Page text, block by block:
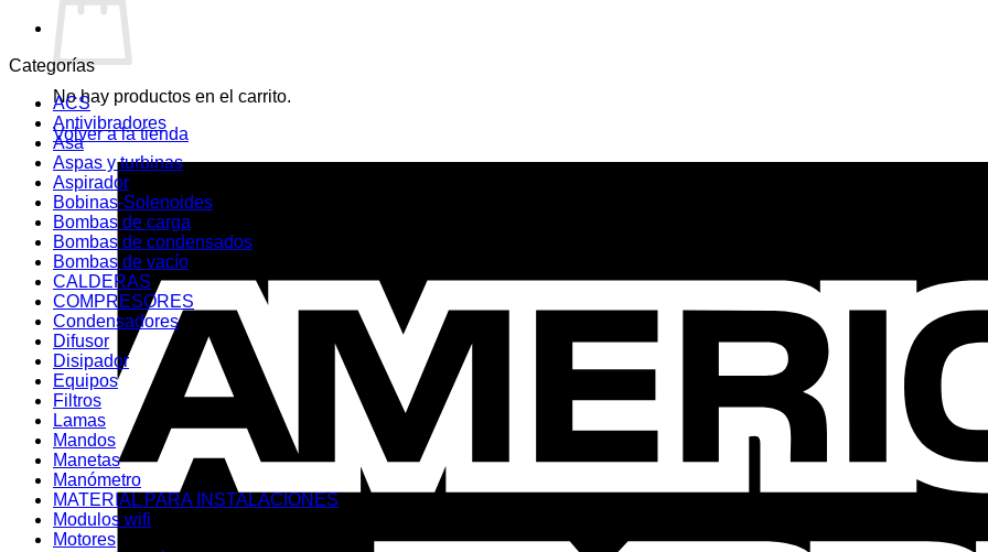
No hay productos en el carrito.
Volver a la tienda
Categorías
ACS
Antivibradores
Asa
Aspas y turbinas
Aspirador
Bobinas-Solenoides
Bombas de carga
Bombas de condensados
Bombas de vacío
CALDERAS
COMPRESORES
Condensadores
Difusor
Disipador
Equipos
Filtros
Lamas
Mandos
Manetas
Manómetro
MATERIAL PARA INSTALACIONES
Modulos wifi
Motores